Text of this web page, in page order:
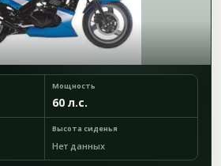
Мощность
60 л.с.
Высота сиденья
Нет данных